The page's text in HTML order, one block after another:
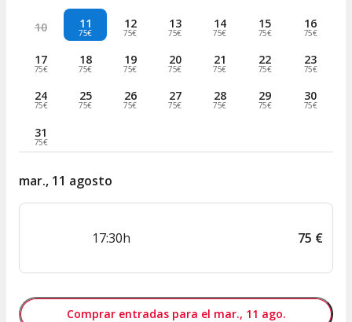
10 11
75€
12
75€
13
75€
14
75€
15
75€
16
75€
17
75€
18
75€
19
75€
20
75€
21
75€
22
75€
23
75€
24
75€
25
75€
26
75€
27
75€
28
75€
29
75€
30
75€
31
75€
mar., 11 agosto
17:30h 75 €
Comprar entradas para el mar., 11 ago.